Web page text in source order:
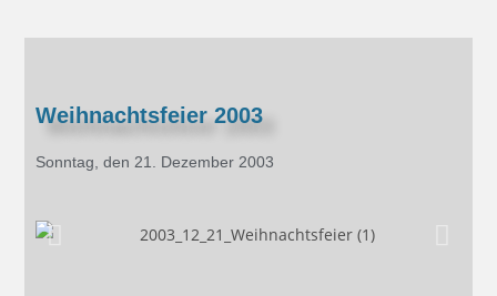
Weihnachtsfeier 2003
Sonntag, den 21. Dezember 2003